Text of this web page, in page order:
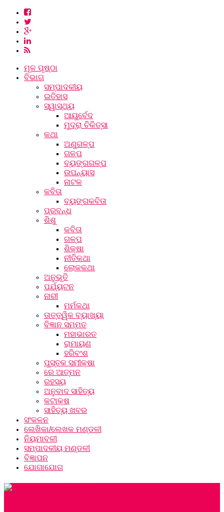
ମୂଳ ପୃଷ୍ଠା
ବିଭାଗ
ସମ୍ପାଦକୀୟ
ଇତିହାସ
ସ୍ୱାସ୍ଥ୍ୟ
ଆୟୁର୍ବେଦ
ମୁଦ୍ରା ଚିକିତ୍ସା
କଥା
ଅଣୁଗଳ୍ପ
ଗଳ୍ପ
ବ୍ୟଙ୍ଗଗଳ୍ପ
ଉପନ୍ୟାସ
ନାଟକ
କବିତା
ବ୍ୟଙ୍ଗକବିତା
ପ୍ରବନ୍ଧ
ଶିଶୁ
କବିତା
ଗଳ୍ପ
ଶିକ୍ଷା
ନୀତିକଥା
ଲୋକକଥା
ଅନୁଭୂତି
ପର୍ଯ୍ୟଟନ
ନାରୀ
ମର୍ମକଥା
ତାତ୍ତ୍ୱିକ ବ୍ୟାଖ୍ୟା
ବିଜ୍ଞାନ ସମ୍ମତ
ମହାଭାରତ
ରାମାୟଣ
ହରିବଂଶ
ପୁସ୍ତକ ସମୀକ୍ଷା
ରେ ଆତ୍ମନ
ରହସ୍ୟ
ଅନୁବାଦ ସାହିତ୍ୟ
କଟାକ୍ଷ
ସାହିତ୍ୟ ଖବର
ସଂକଳନ
ଲେଖିକା/ଲେଖକ ମଣ୍ଡଳୀ
ନିୟମାବଳୀ
ସମ୍ପାଦକୀୟ ମଣ୍ଡଳୀ
ବିଜ୍ଞାପନ
ଯୋଗାଯୋଗ